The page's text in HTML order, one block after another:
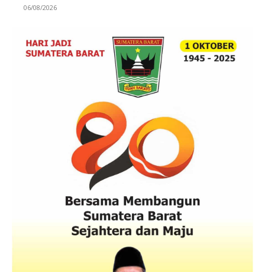
06/08/2026